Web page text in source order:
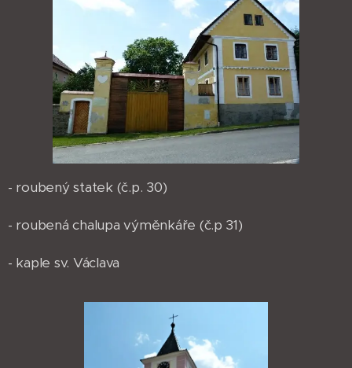
- roubený statek (č.p. 30)
- roubená chalupa výměnkáře (č.p 31)
- kaple sv. Václava